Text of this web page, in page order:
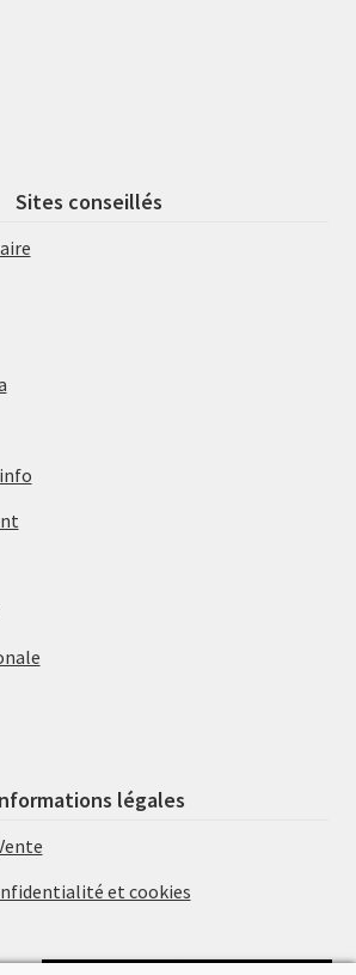
Sites conseillés
légales
et cookies